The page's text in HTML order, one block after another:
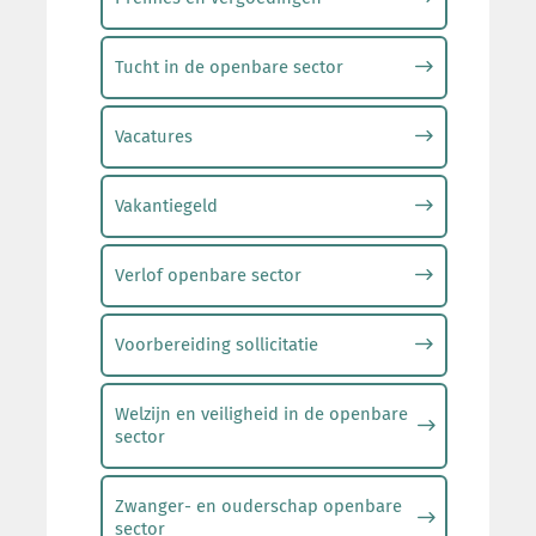
Tucht in de openbare sector
Vacatures
Vakantiegeld
Verlof openbare sector
Voorbereiding sollicitatie
Welzijn en veiligheid in de openbare
sector
Zwanger- en ouderschap openbare
sector